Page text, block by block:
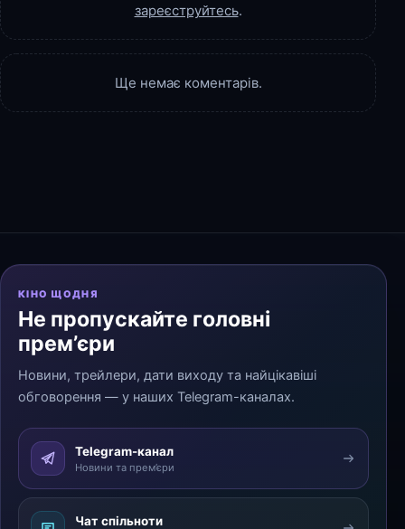
зареєструйтесь.
Ще немає коментарів.
КІНО ЩОДНЯ
Не пропускайте головні
прем’єри
Новини, трейлери, дати виходу та найцікавіші
обговорення — у наших Telegram-каналах.
Telegram-канал
Новини та прем’єри
Чат спільноти